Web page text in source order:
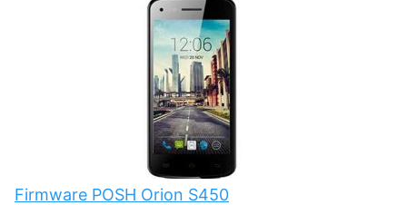
Firmware POSH Orion S450